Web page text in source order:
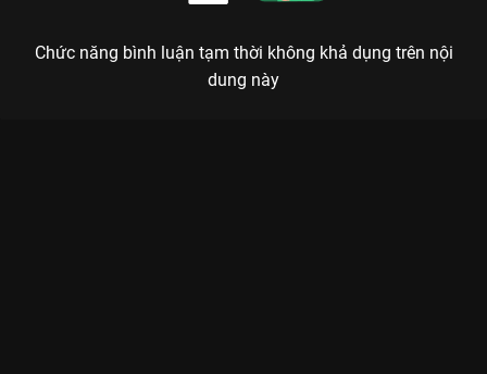
Chức năng bình luận tạm thời không khả dụng trên nội
dung này